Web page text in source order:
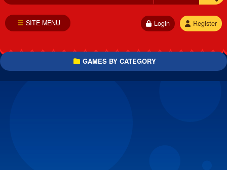
Register
Login
SITE MENU
GAMES BY CATEGORY